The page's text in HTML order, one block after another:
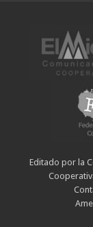
Editado por la